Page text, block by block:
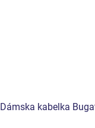
Dámska kabelka